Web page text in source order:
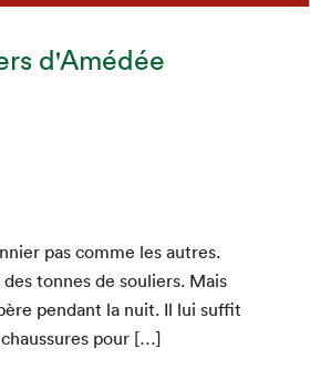
d'Amédée
pas comme les autres.
tonnes de souliers. Mais
pen­dant la nuit. Il lui suf­fit
pour […]